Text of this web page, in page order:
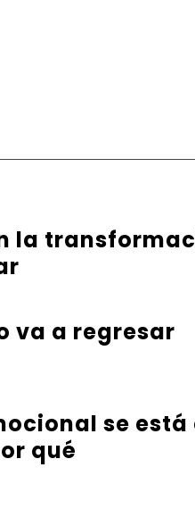
la
va a regresar
se
qué